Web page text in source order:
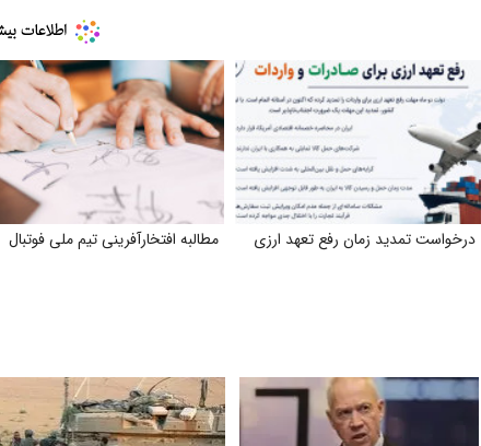
درخواست تمدید زمان رفع تعهد ارزی مطالبه افتخارآفرینی تیم ملی فوتبال